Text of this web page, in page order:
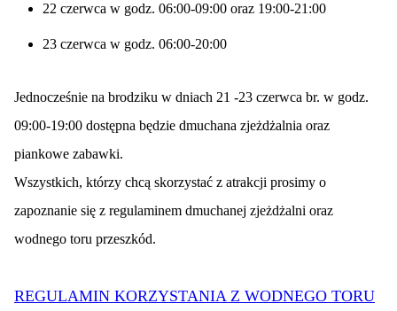
22 czerwca w godz. 06:00-09:00 oraz 19:00-21:00
23 czerwca w godz. 06:00-20:00
Jednocześnie na brodziku w dniach 21 -23 czerwca br. w godz.
09:00-19:00 dostępna będzie dmuchana zjeżdżalnia oraz
piankowe zabawki.
Wszystkich, którzy chcą skorzystać z atrakcji prosimy o
zapoznanie się z regulaminem dmuchanej zjeżdżalni oraz
wodnego toru przeszkód.
REGULAMIN KORZYSTANIA Z WODNEGO TORU